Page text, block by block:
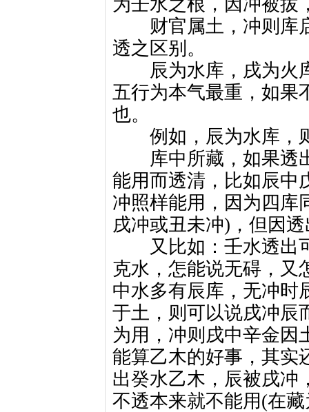
为壬水之根，因冲被拔
财官属土，冲则库启
透之区别。
辰为水库，戌为火库
五行为本气最重，如果
也。
例如，辰为水库，
库中所藏，如果透出
能用而透清，比如辰中
冲照样能用，因为四库
戌冲或丑未冲)，但因
又比如：壬水透出可
克水，怎能说无碍，又
中水多有辰库，无冲时
于土，则可以说戌冲辰
为用，冲则戌中辛金因
能算乙木的好事，其实
出癸水乙木，辰被戌冲
不透本来就不能用(在